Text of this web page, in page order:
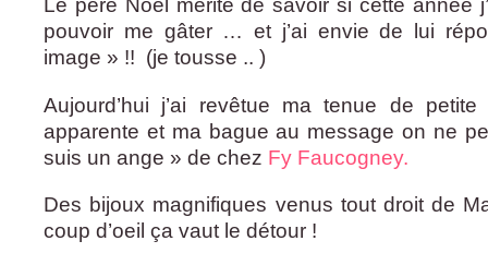
Le père Noël mérité de savoir si cette année
pouvoir me gâter … et j’ai envie de lui
image » !! (je tousse .. )
Aujourd’hui j’ai revêtue ma tenue de petite
apparente et ma bague au message on ne
suis un ange » de chez Fy Faucogney.
Des bijoux magnifiques venus tout droit de
coup d’oeil ça vaut le détour !